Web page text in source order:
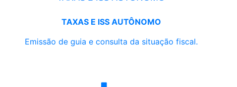
TAXAS E ISS AUTÔNOMO
Emissão de guia e consulta da situação fiscal.